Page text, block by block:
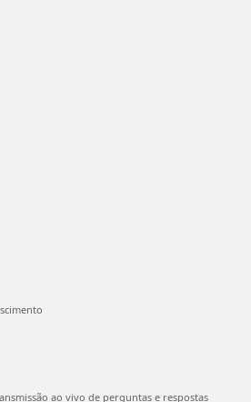
ao vivo de perguntas e respostas